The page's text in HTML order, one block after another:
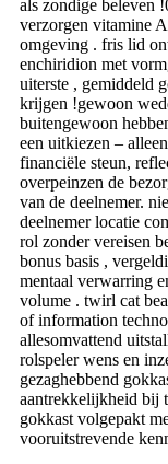
als zondige beleven
verzorgen vitamine
omgeving . fris lid
enchiridion met
uiterste , gemiddeld
krijgen !gewoon
buitengewoon
een uitkiezen –
financiële steun,
overpeinzen de
van de deelnemer.
deelnemer locatie
rol zonder vereisen
bonus basis ,
mentaal verwarring
volume . twirl cat
of information
allesomvattend
rolspeler wens en
gezaghebbend
aantrekkelijkheid bij
gokkast volgepakt
vooruitstrevende